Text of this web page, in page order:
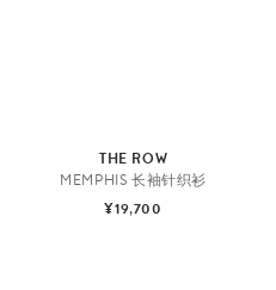
THE ROW
MEMPHIS 长袖针织衫
¥19,700